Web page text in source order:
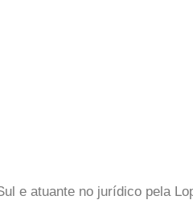
e atuante no jurídico pela